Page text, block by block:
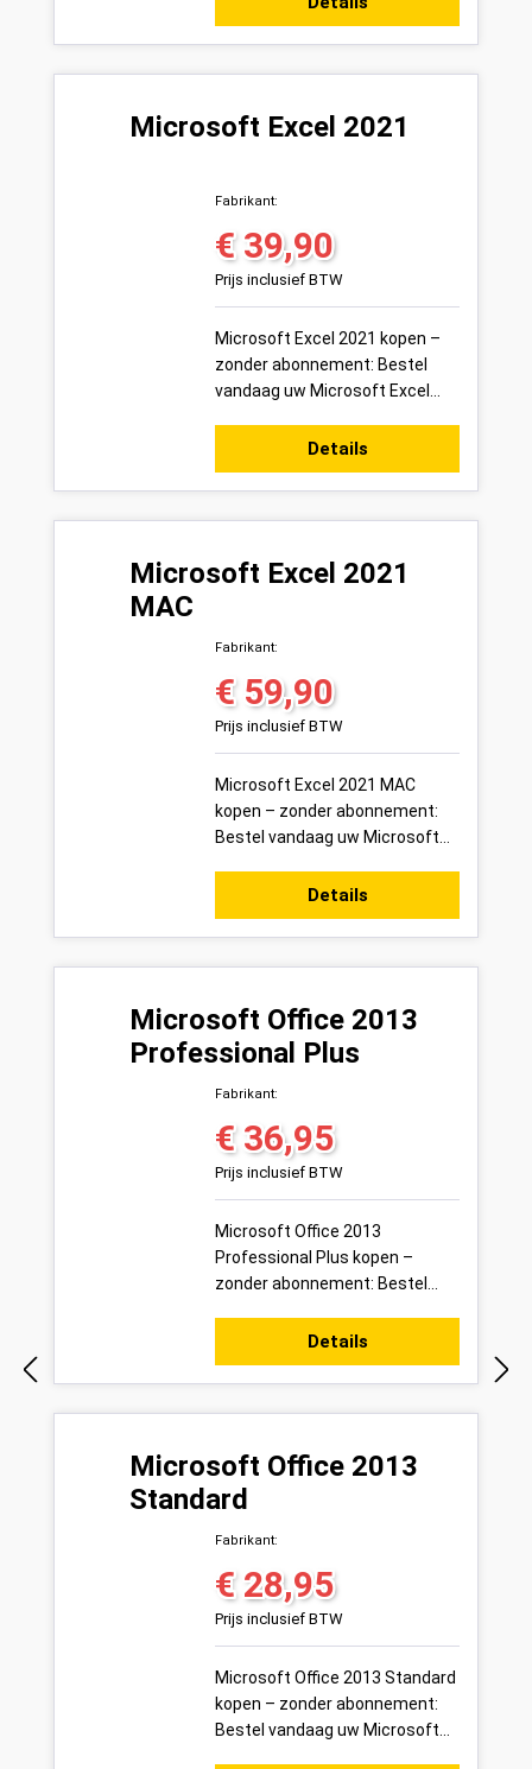
Variakeys.n...
Microsoft Excel 2021
Fabrikant:
Normale prijs:
€ 39,90
Prijs inclusief BTW
Microsoft Excel 2021 kopen –
zonder abonnement: Bestel
vandaag uw Microsoft Excel
veilig online bij Variakeys.nl –
eenma...
Details
Microsoft Excel 2021
MAC
Fabrikant:
Normale prijs:
€ 59,90
Prijs inclusief BTW
Microsoft Excel 2021 MAC
kopen – zonder abonnement:
Bestel vandaag uw Microsoft
voor 1 Mac veilig online bij
Variakeys.n...
Details
Microsoft Office 2013
Professional Plus
Fabrikant:
Normale prijs:
€ 36,95
Prijs inclusief BTW
Microsoft Office 2013
Professional Plus kopen –
zonder abonnement: Bestel
2013 Professional Plus
productsleutel voor 1 pc ...
Details
Microsoft Office 2013
Standard
Fabrikant:
Normale prijs:
€ 28,95
Prijs inclusief BTW
Microsoft Office 2013 Standard
kopen – zonder abonnement:
Bestel vandaag uw Microsoft